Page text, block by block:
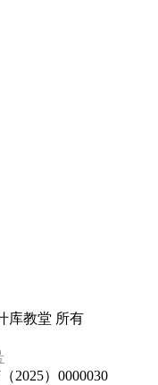
库教堂 所有
2025）0000030